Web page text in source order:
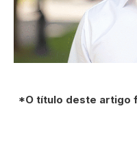
*O título deste artigo